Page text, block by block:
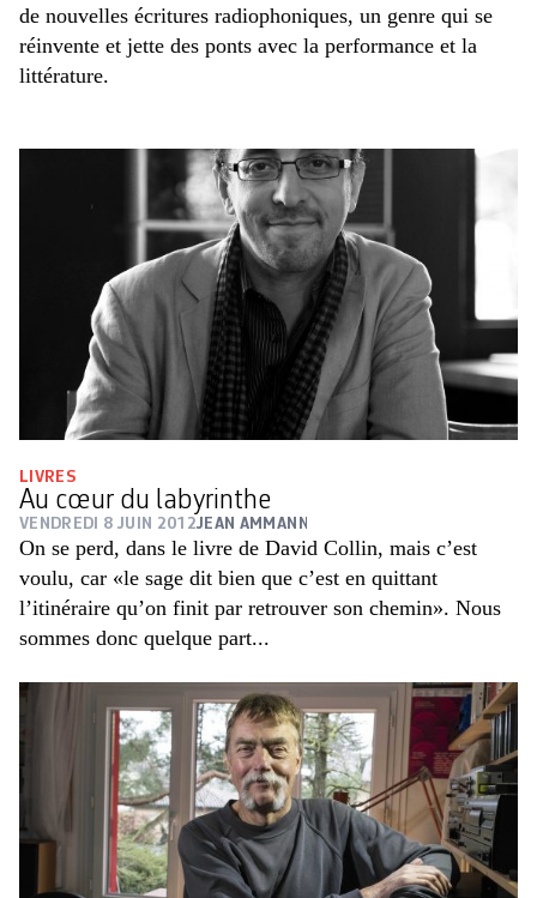
de nouvelles écritures radiophoniques, un genre qui se
réinvente et jette des ponts avec la performance et la
littérature.
LIVRES
Au cœur du labyrinthe
VENDREDI 8 JUIN 2012JEAN AMMANN
On se perd, dans le livre de David Collin, mais c’est
voulu, car «le sage dit bien que c’est en quittant
l’itinéraire qu’on finit par retrouver son chemin». Nous
sommes donc quelque part...